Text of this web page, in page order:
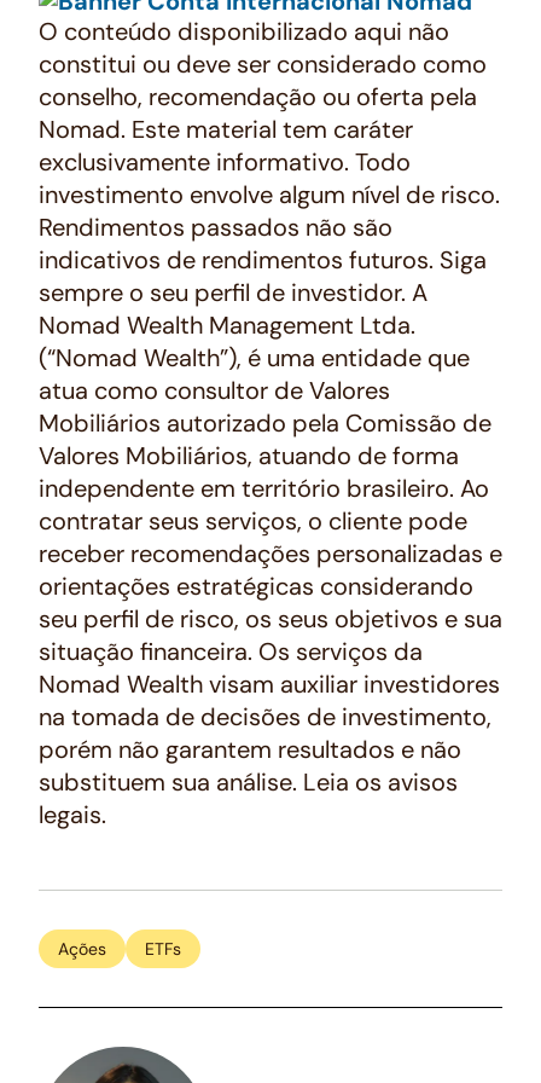
O conteúdo disponibilizado aqui não
constitui ou deve ser considerado como
conselho, recomendação ou oferta pela
Nomad. Este material tem caráter
exclusivamente informativo. Todo
investimento envolve algum nível de risco.
Rendimentos passados não são
indicativos de rendimentos futuros. Siga
sempre o seu perfil de investidor. A
Nomad Wealth Management Ltda.
(“Nomad Wealth”), é uma entidade que
atua como consultor de Valores
Mobiliários autorizado pela Comissão de
Valores Mobiliários, atuando de forma
independente em território brasileiro. Ao
contratar seus serviços, o cliente pode
receber recomendações personalizadas e
orientações estratégicas considerando
seu perfil de risco, os seus objetivos e sua
situação financeira. Os serviços da
Nomad Wealth visam auxiliar investidores
na tomada de decisões de investimento,
porém não garantem resultados e não
substituem sua análise. Leia os avisos
legais.
Ações ETFs